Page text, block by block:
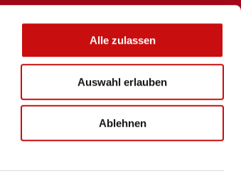
Alle zulassen
Auswahl erlauben
Ablehnen